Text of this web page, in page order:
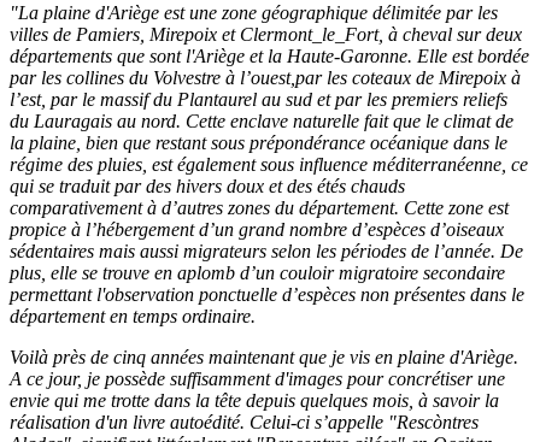
"La plaine d'Ariège est une zone géographique délimitée par les
villes de Pamiers, Mirepoix et Clermont_le_Fort, à cheval sur deux
départements que sont l'Ariège et la Haute-Garonne. Elle est bordée
par les collines du Volvestre à l’ouest,par les coteaux de Mirepoix à
l’est, par le massif du Plantaurel au sud et par les premiers reliefs
du Lauragais au nord. Cette enclave naturelle fait que le climat de
la plaine, bien que restant sous prépondérance océanique dans le
régime des pluies, est également sous influence méditerranéenne, ce
qui se traduit par des hivers doux et des étés chauds
comparativement à d’autres zones du département. Cette zone est
propice à l’hébergement d’un grand nombre d’espèces d’oiseaux
sédentaires mais aussi migrateurs selon les périodes de l’année. De
plus, elle se trouve en aplomb d’un couloir migratoire secondaire
permettant l'observation ponctuelle d’espèces non présentes dans le
département en temps ordinaire.
Voilà près de cinq années maintenant que je vis en plaine d'Ariège.
A ce jour, je possède suffisamment d'images pour concrétiser une
envie qui me trotte dans la tête depuis quelques mois, à savoir la
réalisation d'un livre autoédité. Celui-ci s’appelle "Rescòntres